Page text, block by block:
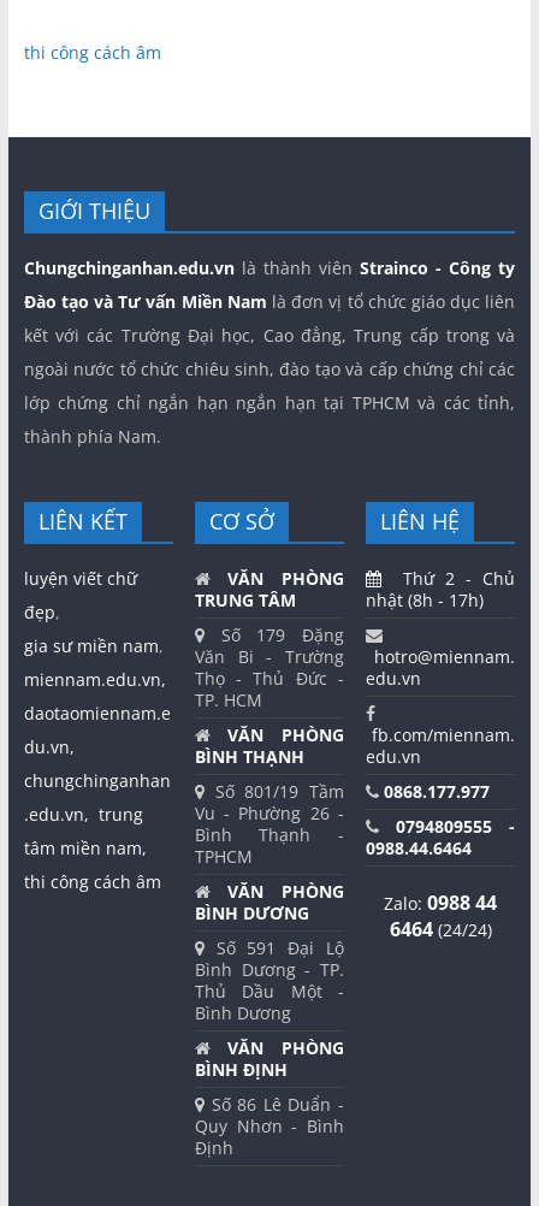
thi công cách âm
GIỚI THIỆU
Chungchinganhan.edu.vnlà thành viênStrainco - Công ty
Đào tạo và Tư vấn Miền Nam là đơn vị tổ chức giáo dục liên
kết với các Trường Đại học, Cao đẳng, Trung cấp trong và
ngoài nước tổ chức chiêu sinh, đào tạo và cấp chứng chỉ các
lớp chứng chỉ ngắn hạn ngắn hạn tại TPHCM và các tỉnh,
thành phía Nam.
LIÊN KẾT
luyện viết chữ
đẹp,
gia sư miền nam,
miennam.edu.vn,
daotaomiennam.e
du.vn,
chungchinganhan
.edu.vn, trung
tâm miền nam,
thi công cách âm
CƠ SỞ
VĂN PHÒNG
TRUNG TÂM
Số 179 Đặng
Văn Bi - Trường
Thọ - Thủ Đức -
TP. HCM
VĂN PHÒNG
BÌNH THẠNH
Số 801/19 Tầm
Vu - Phường 26 -
Bình Thạnh -
TPHCM
VĂN PHÒNG
BÌNH DƯƠNG
Số 591 Đại Lộ
Bình Dương - TP.
Thủ Dầu Một -
Bình Dương
VĂN PHÒNG
BÌNH ĐỊNH
Số 86 Lê Duẩn -
Quy Nhơn - Bình
Định
LIÊN HỆ
Thứ 2 - Chủ
nhật (8h - 17h)
hotro@miennam.
edu.vn
fb.com/miennam.
edu.vn
0868.177.977
0794809555 -
0988.44.6464
Zalo:0988 44
6464(24/24)